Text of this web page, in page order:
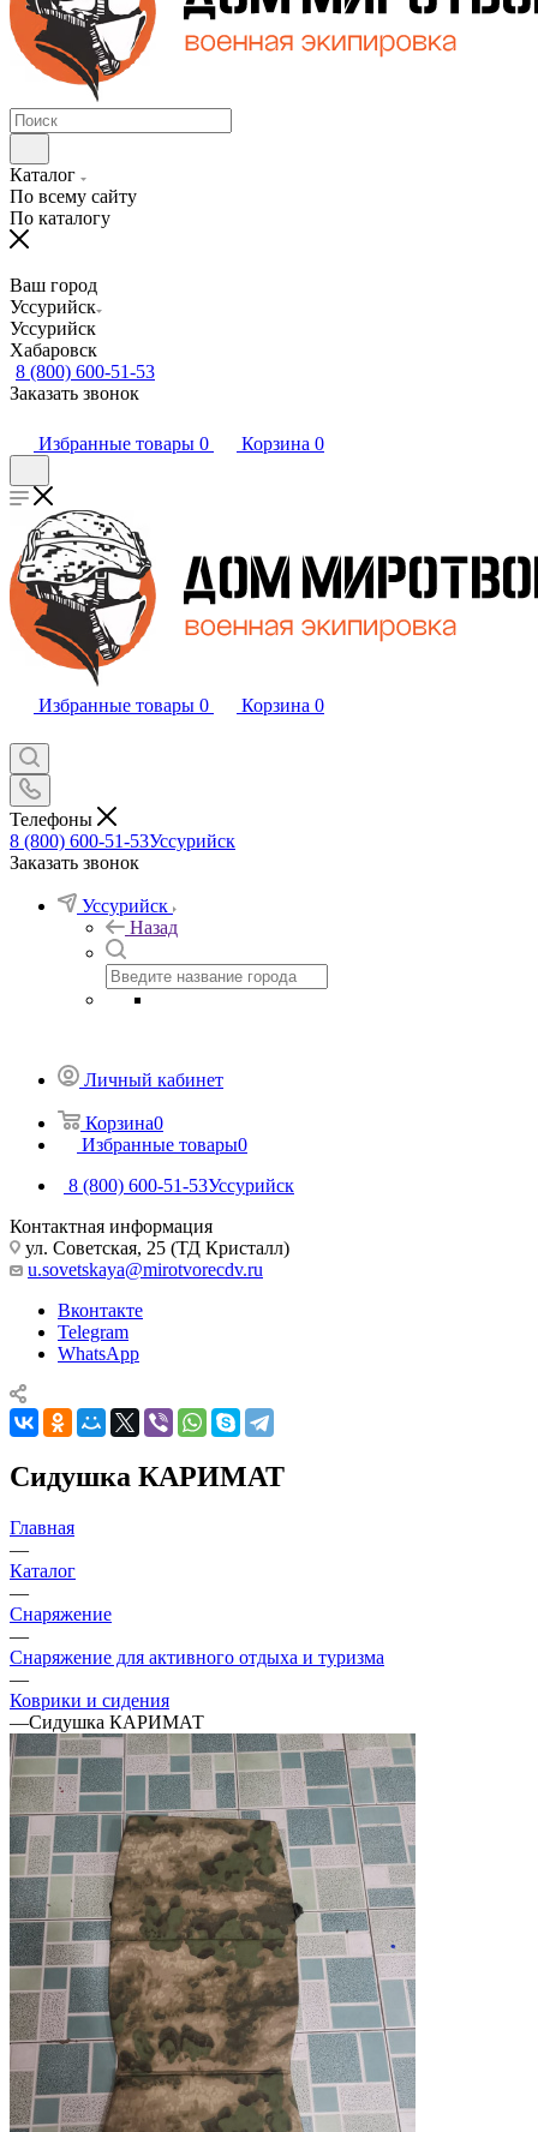
Каталог
По всему сайту
По каталогу
Ваш город
Уссурийск
Уссурийск
Хабаровск
8 (800) 600-51-53
Заказать звонок
Избранные товары 0 Корзина 0
Избранные товары 0 Корзина 0
Телефоны
8 (800) 600-51-53Уссурийск
Заказать звонок
Уссурийск
Назад
Личный кабинет
Корзина0
Избранные товары0
8 (800) 600-51-53Уссурийск
Контактная информация
ул. Советская, 25 (ТД Кристалл)
u.sovetskaya@mirotvorecdv.ru
Вконтакте
Telegram
WhatsApp
Сидушка КАРИМАТ
Главная
—
Каталог
—
Снаряжение
—
Снаряжение для активного отдыха и туризма
—
Коврики и сидения
—Сидушка КАРИМАТ